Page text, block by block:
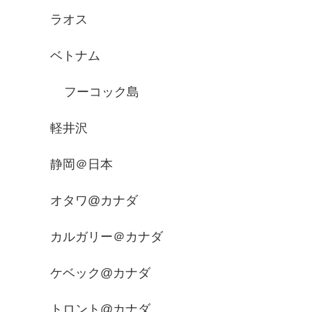
ラオス
ベトナム
フーコック島
軽井沢
静岡＠日本
オタワ@カナダ
カルガリー＠カナダ
ケベック@カナダ
トロント@カナダ